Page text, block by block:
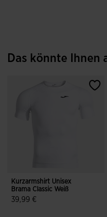
Das könnte Ihnen
Kurzarmshirt Unisex
Brama Classic Weiß
39,99 €